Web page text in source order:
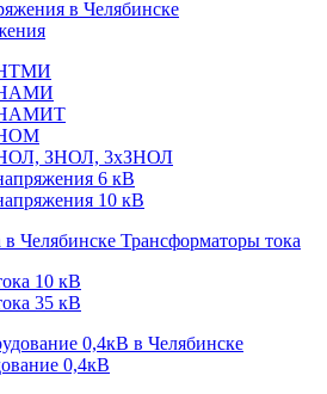
НТМИ
НАМИ
НАМИТ
НОМ
НОЛ, ЗНОЛ, 3хЗНОЛ
6 кВ
10 кВ
Трансформаторы тока
10 кВ
35 кВ
0,4кВ